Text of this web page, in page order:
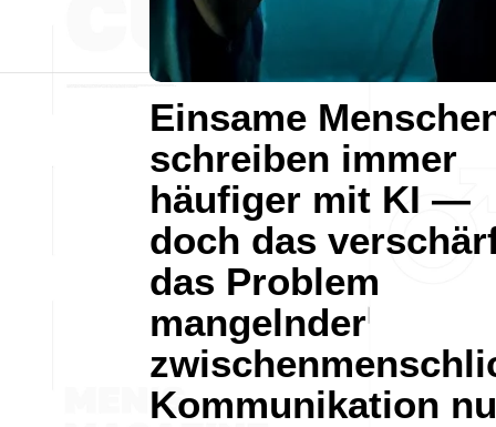
Einsame
schreiben immer
häufiger mit KI —
doch das
das Problem
mangelnder
Kommunikation